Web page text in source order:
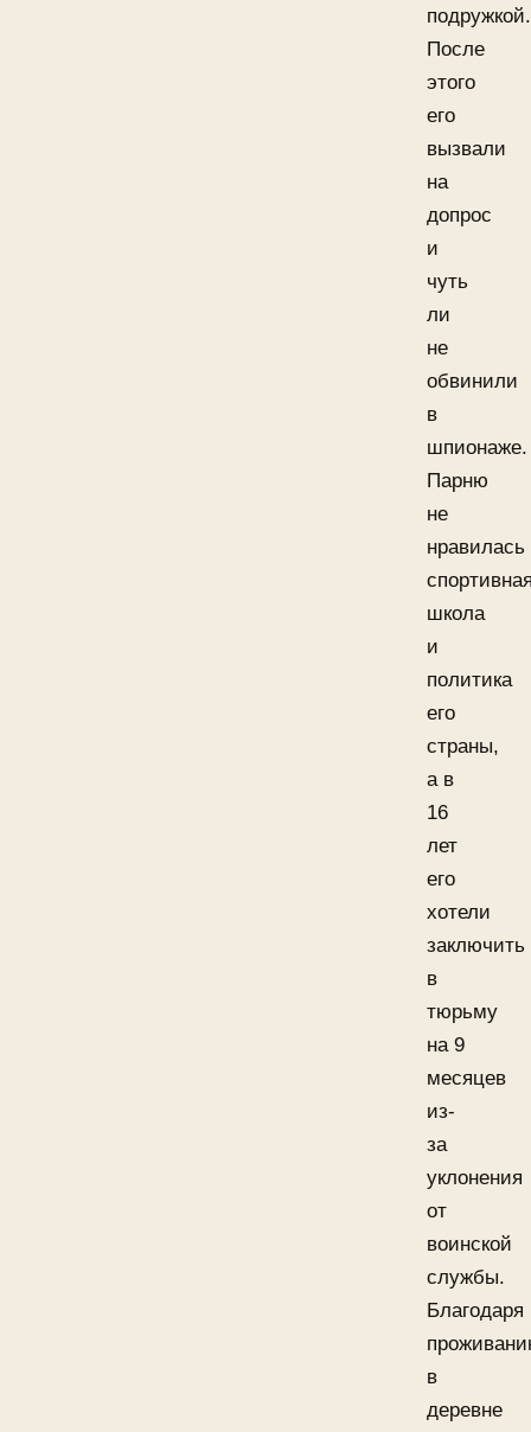
подружкой.
После
этого
его
вызвали
на
допрос
и
чуть
ли
не
обвинили
в
шпионаже.
Парню
не
нравилась
школа
и
политика
его
страны,
а в
16
лет
его
хотели
заключить
в
тюрьму
на 9
месяцев
из-
за
уклонения
от
воинской
службы.
Благодаря
в
деревне